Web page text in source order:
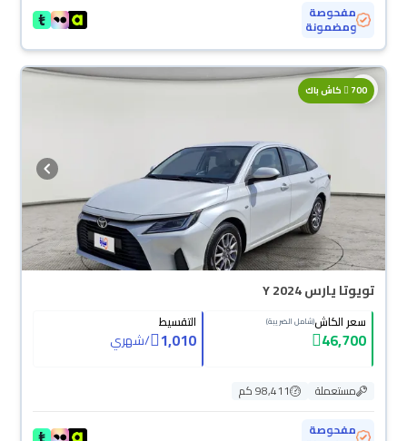
مفحوصة
ومضمونة
700 كاش باك
تويوتا يارس Y 2024
سعر الكاش(شامل الضريبة)
46,700
التقسيط
1,010
/شهري
مستعملة
98,411 كم
مفحوصة